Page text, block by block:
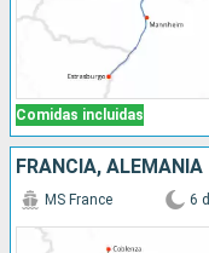
Comidas incluidas
FRANCIA, ALEMANIA
MS France 6 d